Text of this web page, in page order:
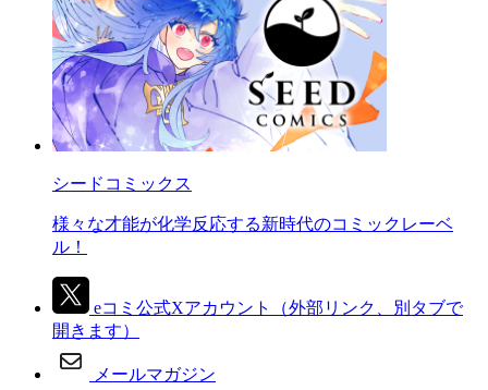
シードコミックス
様々な才能が化学反応する新時代のコミックレーベ
ル！
eコミ公式Xアカウント
（外部リンク、別タブで
開きます）
メールマガジン